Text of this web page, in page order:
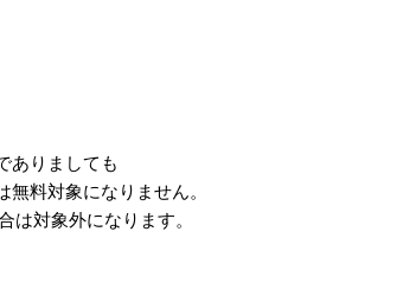
ありましても
料対象になりません。
対象外になります。